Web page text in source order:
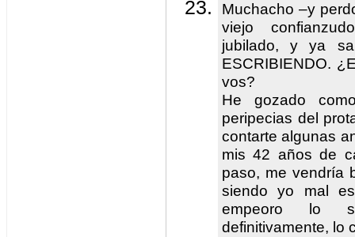
Muchacho –y
viejo
jubilado, y ya
ESCRIBIENDO.
vos?
He gozado
peripecias del
contarte algunas
mis 42 años de
paso, me vendría
siendo yo mal
empeoro lo
definitivamente, lo